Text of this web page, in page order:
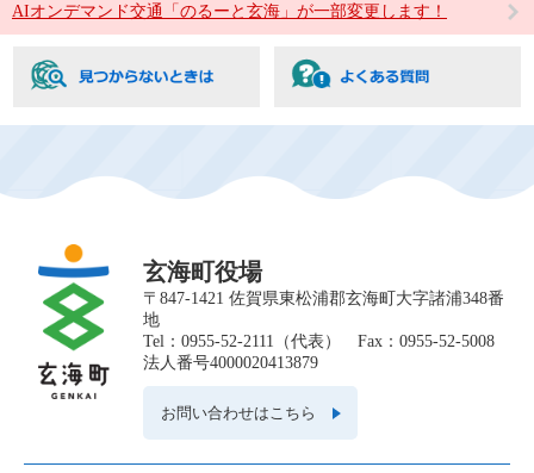
AIオンデマンド交通「のるーと玄海」が一部変更します！
玄海町役場
〒847-1421 佐賀県東松浦郡玄海町大字諸浦348番
地
Tel：0955-52-2111（代表） Fax：0955-52-5008
法人番号4000020413879
お問い合わせはこちら